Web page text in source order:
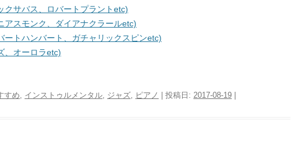
クサバス、ロバートプラントetc)
アスモンク、ダイアナクラールetc)
ートハンバート、ガチャリックスピンetc)
、オーロラetc)
すめ インストゥルメンタル ジャズ ピアノ | 投稿日: 2017-08-19